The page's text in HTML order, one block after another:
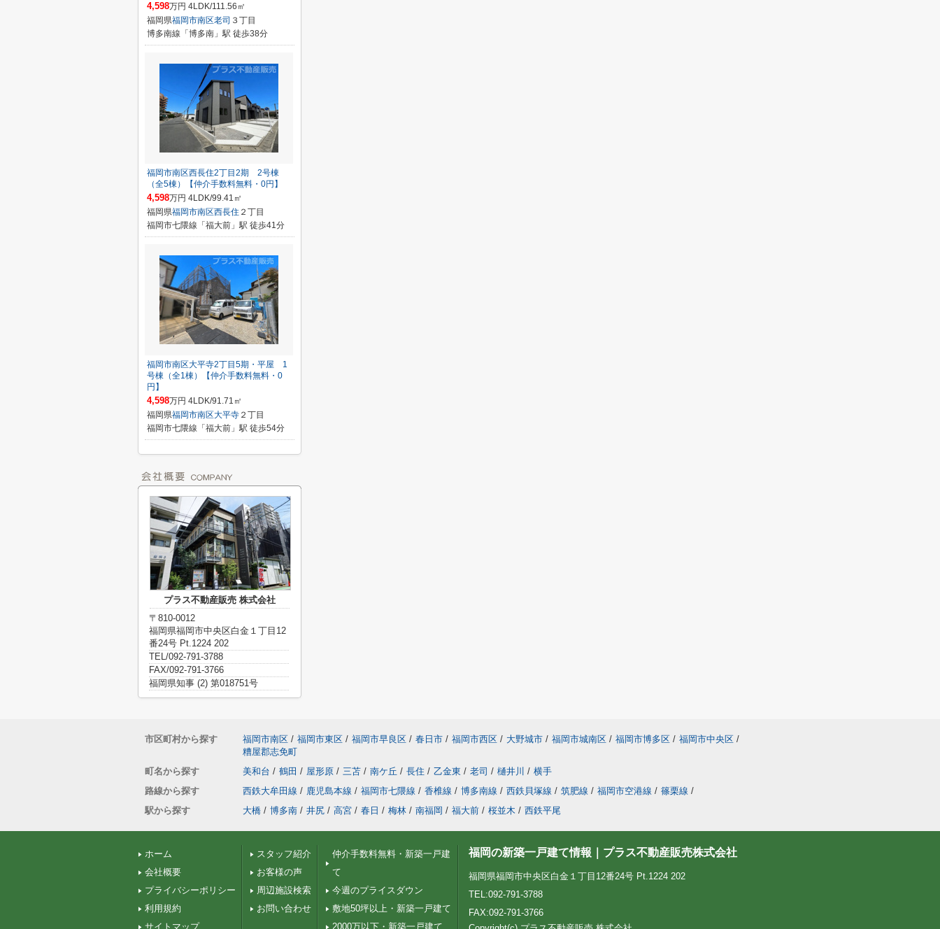
4,598万円 4LDK/111.56㎡
福岡県福岡市南区老司 ３丁目
博多南線「博多南」駅 徒歩38分
福岡市南区西長住2丁目2期 2号棟
（全5棟）【仲介手数料無料・0円】
4,598万円 4LDK/99.41㎡
福岡県福岡市南区西長住 ２丁目
福岡市七隈線「福大前」駅 徒歩41分
福岡市南区大平寺2丁目5期・平屋 1
号棟（全1棟）【仲介手数料無料・0
円】
4,598万円 4LDK/91.71㎡
福岡県福岡市南区大平寺 ２丁目
福岡市七隈線「福大前」駅 徒歩54分
プラス不動産販売 株式会社
〒810-0012
福岡県福岡市中央区白金１丁目12
番24号 Pt.1224 202
TEL/092-791-3788
FAX/092-791-3766
福岡県知事 (2) 第018751号
市区町村から探す 福岡市南区 / 福岡市東区 / 福岡市早良区 / 春日市 / 福岡市西区 / 大野城市 / 福岡市城南区 / 福岡市博多区 / 福岡市中央区 /
糟屋郡志免町
町名から探す
美和台 / 鶴田 / 屋形原 / 三苫 / 南ケ丘 / 長住 / 乙金東 / 老司 / 樋井川 / 横手
路線から探す
西鉄大牟田線 / 鹿児島本線 / 福岡市七隈線 / 香椎線 / 博多南線 / 西鉄貝塚線 / 筑肥線 / 福岡市空港線 / 篠栗線 /
駅から探す
大橋 / 博多南 / 井尻 / 高宮 / 春日 / 梅林 / 南福岡 / 福大前 / 桜並木 / 西鉄平尾
ホーム
会社概要
プライバシーポリシー
利用規約
サイトマップ
スタッフ紹介
お客様の声
周辺施設検索
お問い合わせ
仲介手数料無料・新築一戸建
て
今週のプライスダウン
敷地50坪以上・新築一戸建て
2000万以下・新築一戸建て
福岡の新築一戸建て情報｜プラス不動産販売株式会社
福岡県福岡市中央区白金１丁目12番24号 Pt.1224 202
TEL:092-791-3788
FAX:092-791-3766